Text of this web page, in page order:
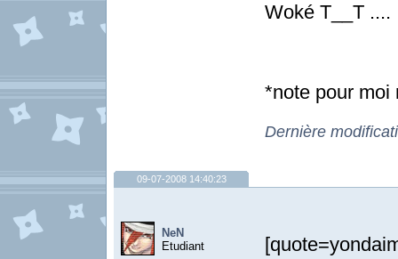
Woké T__T ....
*note pour moi
Dernière
09-07-2008 14:40:23
NeN
Etudiant